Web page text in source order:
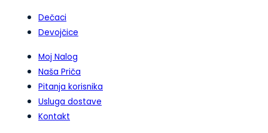
Dečaci
Devojčice
Moj Nalog
Naša Priča
Pitanja korisnika
Usluga dostave
Kontakt